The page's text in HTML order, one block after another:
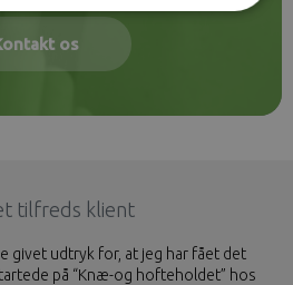
os
tilfreds klient
givet udtryk for, at jeg har fået det
på “Knæ-og hofteholdet” hos